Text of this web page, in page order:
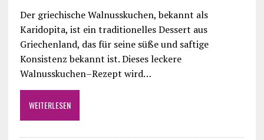
Der griechische Walnusskuchen, bekannt als
Karidopita, ist ein traditionelles Dessert aus
Griechenland, das für seine süße und saftige
Konsistenz bekannt ist. Dieses leckere
Walnusskuchen–Rezept wird…
WEITERLESEN